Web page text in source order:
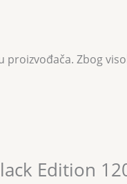
Zbog
Edition